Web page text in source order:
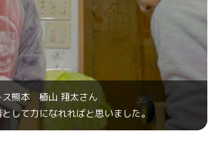
ス熊本 植山 翔太さん
して力になれればと思いました。